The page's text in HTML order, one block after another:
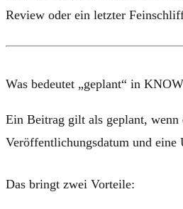
Review oder ein letzter
Was bedeutet „geplant“ in
Ein Beitrag gilt als geplant, wenn
Veröffentlichungsdatum und
Das bringt zwei Vorteile: